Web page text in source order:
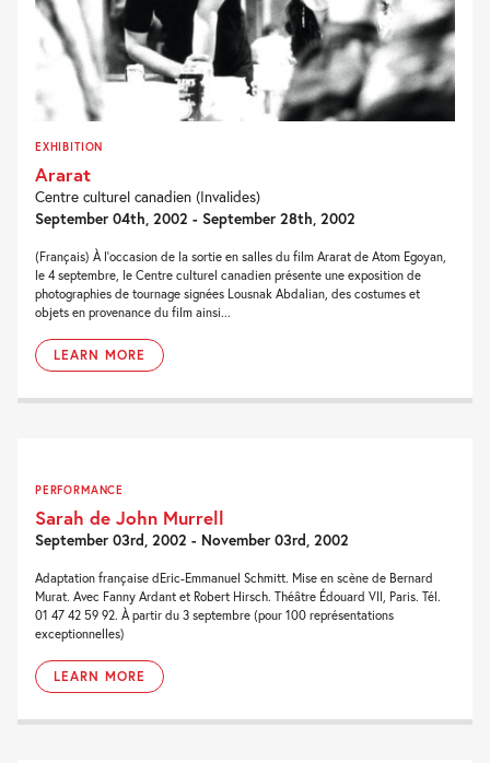
EXHIBITION
Ararat
Centre culturel canadien (Invalides)
September 04th, 2002 - September 28th, 2002
(Français) À l'occasion de la sortie en salles du film Ararat de Atom Egoyan,
le 4 septembre, le Centre culturel canadien présente une exposition de
photographies de tournage signées Lousnak Abdalian, des costumes et
objets en provenance du film ainsi...
LEARN MORE
PERFORMANCE
Sarah de John Murrell
September 03rd, 2002 - November 03rd, 2002
Adaptation française dEric-Emmanuel Schmitt. Mise en scène de Bernard
Murat. Avec Fanny Ardant et Robert Hirsch. Théâtre Édouard VII, Paris. Tél.
01 47 42 59 92. À partir du 3 septembre (pour 100 représentations
exceptionnelles)
LEARN MORE